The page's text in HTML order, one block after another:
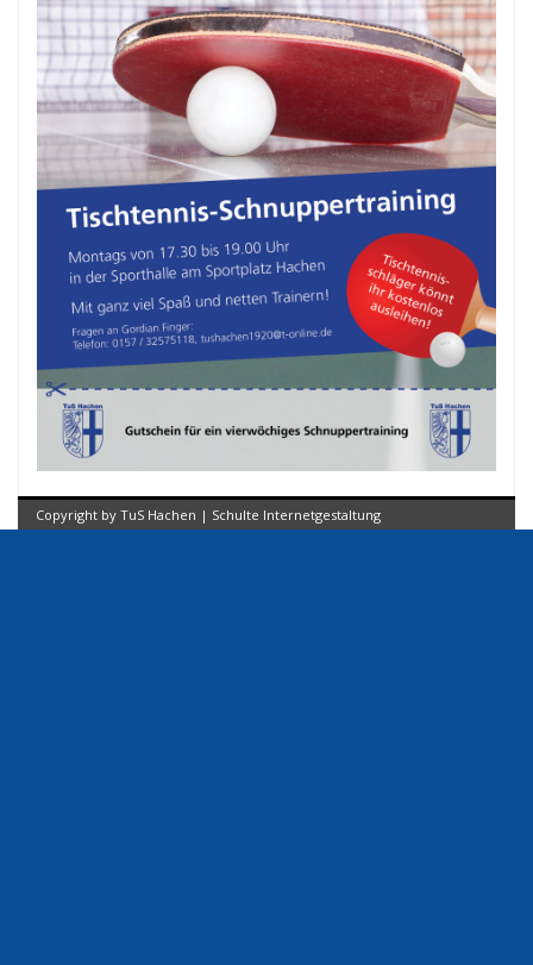
Copyright by TuS Hachen | Schulte Internetgestaltung